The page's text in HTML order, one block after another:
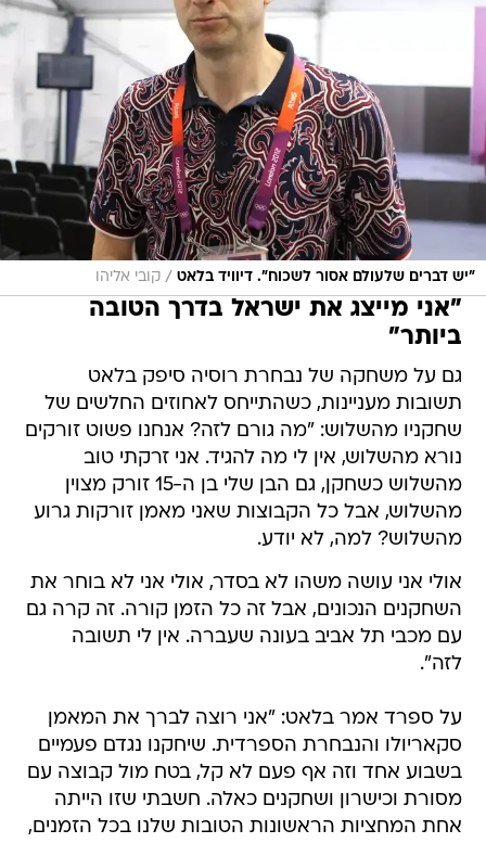
"יש דברים שלעולם אסור לשכוח". דיוויד בלאט / קובי אליהו
"אני מייצג את ישראל בדרך הטובה
ביותר"
גם על משחקה של נבחרת רוסיה סיפק בלאט
תשובות מעניינות, כשהתייחס לאחוזים החלשים של
שחקניו מהשלוש: "מה גורם לזה? אנחנו פשוט זורקים
נורא מהשלוש, אין לי מה להגיד. אני זרקתי טוב
מהשלוש כשחקן, גם הבן שלי בן ה-15 זורק מצוין
מהשלוש, אבל כל הקבוצות שאני מאמן זורקות גרוע
מהשלוש? למה, לא יודע.
אולי אני עושה משהו לא בסדר, אולי אני לא בוחר את
השחקנים הנכונים, אבל זה כל הזמן קורה. זה קרה גם
עם מכבי תל אביב בעונה שעברה. אין לי תשובה
לזה".
על ספרד אמר בלאט: "אני רוצה לברך את המאמן
סקאריולו והנבחרת הספרדית. שיחקנו נגדם פעמיים
בשבוע אחד וזה אף פעם לא קל, בטח מול קבוצה עם
מסורת וכישרון ושחקנים כאלה. חשבתי שזו הייתה
אחת המחציות הראשונות הטובות שלנו בכל הזמנים,